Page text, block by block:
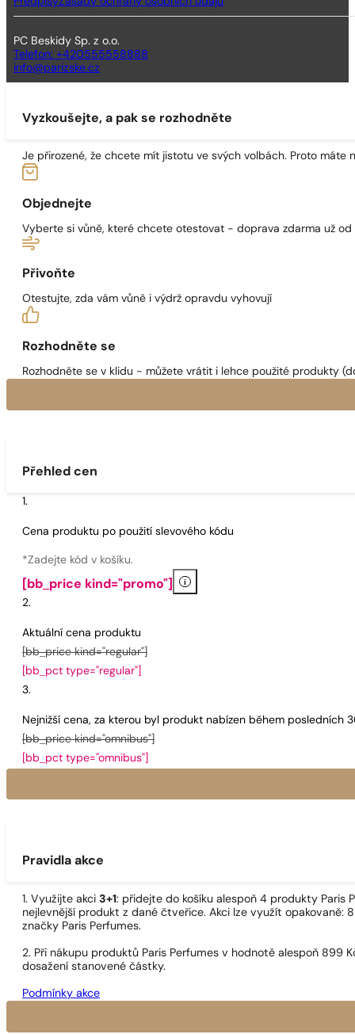
PC Beskidy Sp. z o.o.
Telefon: +420555558888
info@parizske.cz
Vyzkoušejte, a pak se rozhodněte
Je přirozené, že chcete mít jistotu ve svých volbách. Proto máte
Objednejte
Vyberte si vůně, které chcete otestovat - doprava zdarma už
Přivoňte
Otestujte, zda vám vůně i výdrž opravdu vyhovují
Rozhodněte se
Rozhodněte se v klidu - můžete vrátit i lehce použité produkty
Přehled cen
Cena produktu po použití slevového kódu
*Zadejte kód v košíku.
[bb_price kind="promo"] i
Aktuální cena produktu
[bb_price kind="regular"]
[bb_pct type="regular"]
Nejnižší cena, za kterou byl produkt nabízen během posledních
[bb_price kind="omnibus"]
[bb_pct type="omnibus"]
Pravidla akce
1. Využijte akci 3+1: přidejte do košíku alespoň 4 produkty
nejlevnější produkt z dané čtveřice. Akci lze využít opakovaně:
značky Paris Perfumes.
2. Při nákupu produktů Paris Perfumes v hodnotě alespoň
dosažení stanovené částky.
Podmínky akce